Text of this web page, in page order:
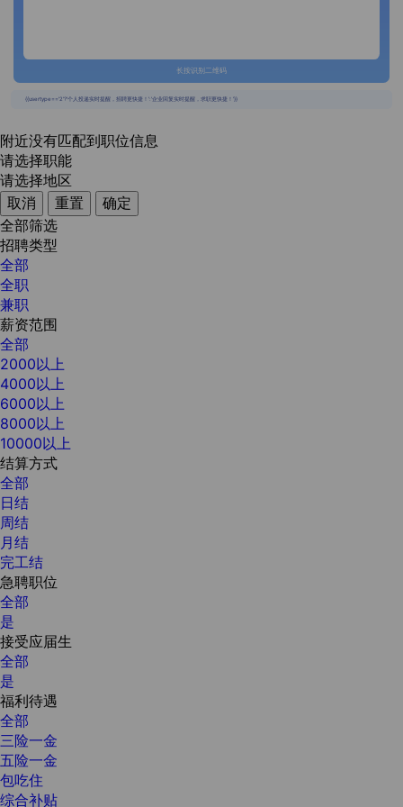
长按识别二维码
{{usertype=='2'?'个人投递实时提醒，招聘更快捷！':'企业回复实时提醒，求职更快捷！'}}
附近没有匹配到职位信息
请选择职能
请选择地区
取消
重置
确定
全部筛选
招聘类型
全部
全职
兼职
薪资范围
全部
2000以上
4000以上
6000以上
8000以上
10000以上
结算方式
全部
日结
周结
月结
完工结
急聘职位
全部
是
接受应届生
全部
是
福利待遇
全部
三险一金
五险一金
包吃住
综合补贴